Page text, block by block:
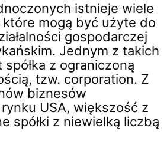
istnieje wiele
mogą być użyte do
gospodarczej
Jednym z takich
z ograniczoną
tzw. corporation. Z
biznesów
USA, większość z
spółki z niewielką liczbą